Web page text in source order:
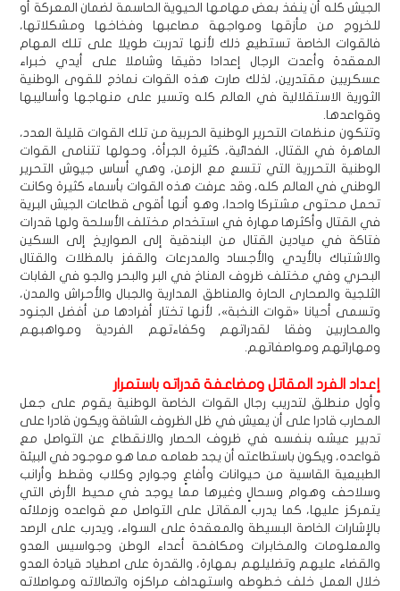
الجيش كله أن ينفذ بعض مهامها الحيوية الحاسمة لضمان المعركة أو
للخروج من مأزقها ومواجهة مصاعبها وفخاخها ومشكلاتها،
فالقوات الخاصة تستطيع ذلك لأنها تدربت طويلا على تلك المهام
المعقدة وأعدت الرجال إعدادا دقيقا وشاملا على أيدي خبراء
عسكريين مقتدرين، لذلك صارت هذه القوات نماذج للقوى الوطنية
الثورية الاستقلالية في العالم كله وتسير على منهاجها وأساليبها
وقواعدها.
وتتكون منظمات التحرير الوطنية الحربية من تلك القوات قليلة العدد،
الماهرة في القتال، الفدائية، كثيرة الجرأة، وحولها تتنامى القوات
الوطنية التحررية التي تتسع مع الزمن، وهي أساس جيوش التحرير
الوطني في العالم كله، وقد عرفت هذه القوات بأسماء كثيرة وكانت
تحمل محتوى مشتركا واحدا، وهو أنها أقوى قطاعات الجيش البرية
في القتال وأكثرها مهارة في استخدام مختلف الأسلحة ولها قدرات
فتاكة في ميادين القتال من البندقية إلى الصواريخ إلى السكين
والاشتباك بالأيدي والأجساد والمدرعات والقفز بالمظلات والقتال
البحري وفي مختلف ظروف المناخ في البر والبحر والجو في الغابات
الثلجية والصحارى الحارة والمناطق المدارية والجبال والأحراش والمدن،
وتسمى أحيانا «قوات النخبة»، لأنها تختار أفرادها من أفضل الجنود
والمحاربين وفقا لقدراتهم وكفاءتهم الفردية ومواهبهم
ومهاراتهم ومواصفاتهم.
إعداد الفرد المقاتل ومضاعفة قدراته باستمرار
وأول منطلق لتدريب رجال القوات الخاصة الوطنية يقوم على جعل
المحارب قادرا على أن يعيش في ظل الظروف الشاقة ويكون قادرا على
تدبير عيشه بنفسه في ظروف الحصار والانقطاع عن التواصل مع
قواعده، ويكون باستطاعته أن يجد طعامه مما هو موجود في البيئة
الطبيعية القاسية من حيوانات وأفاعٍ وجوارح وكلاب وقطط وأرانب
وسلاحف وهوام وسحالٍ وغيرها مما يوجد في محيط الأرض التي
يتمركز عليها، كما يدرب المقاتل على التواصل مع قواعده وزملائه
بالإشارات الخاصة البسيطة والمعقدة على السواء، ويدرب على الرصد
والمعلومات والمخابرات ومكافحة أعداء الوطن وجواسيس العدو
والقضاء عليهم وتضليلهم بمهارة، والقدرة على اصطياد قيادة العدو
خلال العمل خلف خطوطه واستهداف مراكزه واتصالاته ومواصلاته